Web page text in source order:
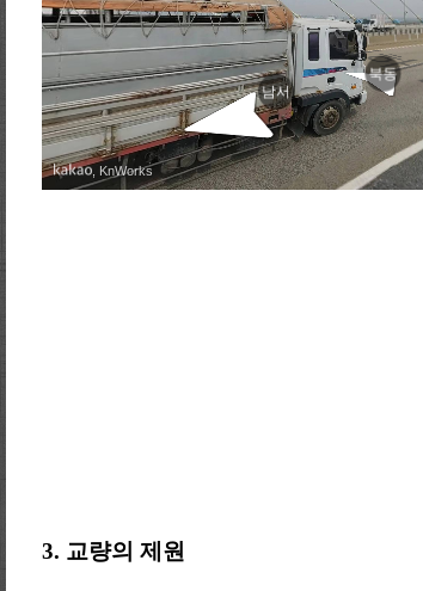
고속도로
남서
북동
, KnWorks
3. 교량의 제원